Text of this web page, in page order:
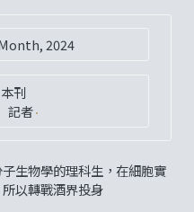
2024
本刊
記者
生物學的理科生，在細胞實
以轉戰酒界投身